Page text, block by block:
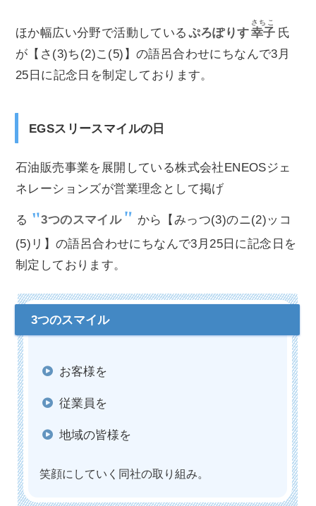
ほか幅広い分野で活動している ぷろぽりす幸子
さちこ
氏
が【さ(3)ち(2)こ(5)】の語呂合わせにちなんで3月
25日に記念日を制定しております。
EGSスリースマイルの日
石油販売事業を展開している株式会社ENEOSジェ
ネレーションズが営業理念として掲げ
る 3つのスマイル
から【みっつ(3)のニ(2)ッコ
(5)リ】の語呂合わせにちなんで3月25日に記念日を
制定しております。
お客様を
従業員を
地域の皆様を
笑顔にしていく同社の取り組み。